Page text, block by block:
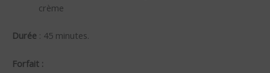
crème
Durée : 45 minutes.
Forfait :